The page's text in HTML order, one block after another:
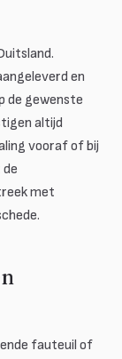
en
de gewenste
altijd
vooraf of bij
met
fauteuil of